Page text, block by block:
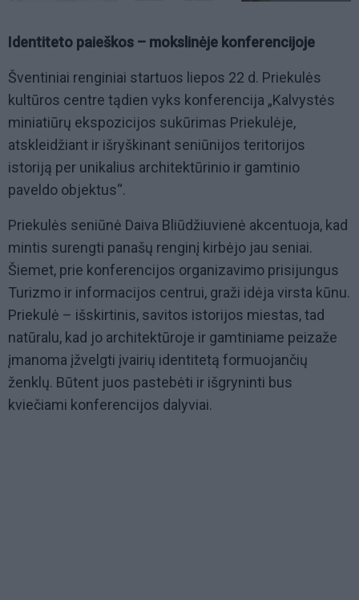
Identiteto paieškos – mokslinėje konferencijoje
Šventiniai renginiai startuos liepos 22 d. Priekulės
kultūros centre tądien vyks konferencija „Kalvystės
miniatiūrų ekspozicijos sukūrimas Priekulėje,
atskleidžiant ir išryškinant seniūnijos teritorijos
istoriją per unikalius architektūrinio ir gamtinio
paveldo objektus“.
Priekulės seniūnė Daiva Bliūdžiuvienė akcentuoja, kad
mintis surengti panašų renginį kirbėjo jau seniai.
Šiemet, prie konferencijos organizavimo prisijungus
Turizmo ir informacijos centrui, graži idėja virsta kūnu.
Priekulė – išskirtinis, savitos istorijos miestas, tad
natūralu, kad jo architektūroje ir gamtiniame peizaže
įmanoma įžvelgti įvairių identitetą formuojančių
ženklų. Būtent juos pastebėti ir išgryninti bus
kviečiami konferencijos dalyviai.